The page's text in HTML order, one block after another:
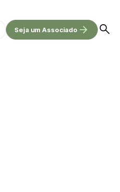
Seja um Associado